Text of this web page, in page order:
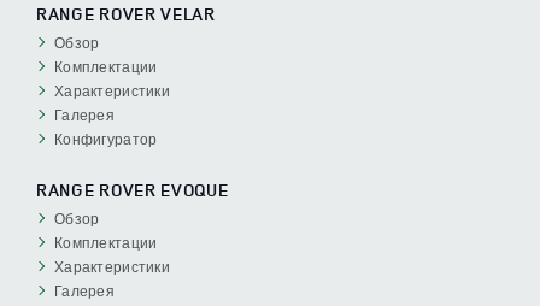
RANGE ROVER VELAR
Обзор
Комплектации
Характеристики
Галерея
Конфигуратор
RANGE ROVER EVOQUE
Обзор
Комплектации
Характеристики
Галерея